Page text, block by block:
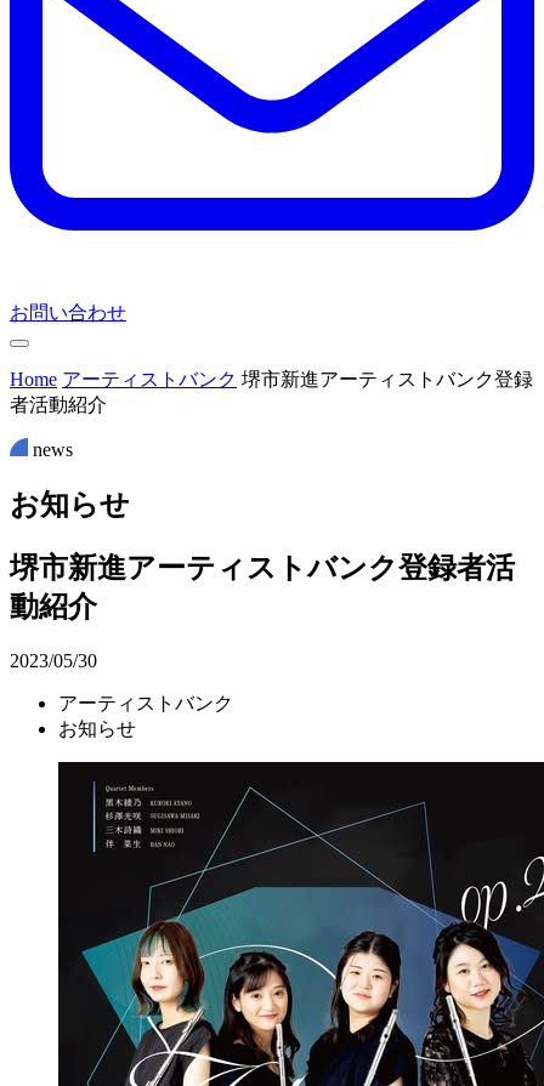
お問い合わせ
Home アーティストバンク 堺市新進アーティストバンク登録
者活動紹介
news
お知らせ
堺市新進アーティストバンク登録者活
動紹介
2023/05/30
アーティストバンク
お知らせ